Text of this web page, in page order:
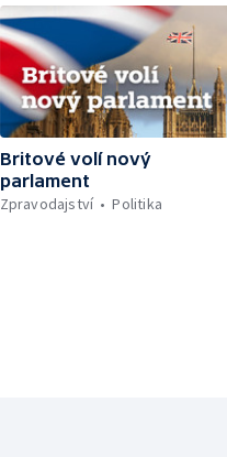
Britové volí nový
parlament
Zpravodajství
Politika